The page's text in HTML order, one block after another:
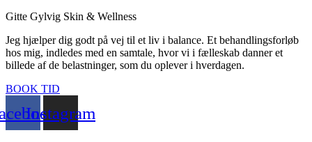
Gitte Gylvig Skin & Wellness
Jeg hjælper dig godt på vej til et liv i balance. Et behandlingsforløb
hos mig, indledes med en samtale, hvor vi i fælleskab danner et
billede af de belastninger, som du oplever i hverdagen.
BOOK TID
Instagram